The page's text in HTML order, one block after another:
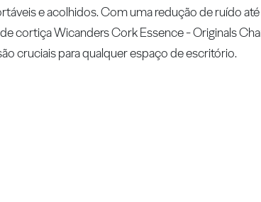
e acolhidos. Com uma redução de ruído
cortiça Wicanders Cork Essence - Originals
cruciais para qualquer espaço de escritório.